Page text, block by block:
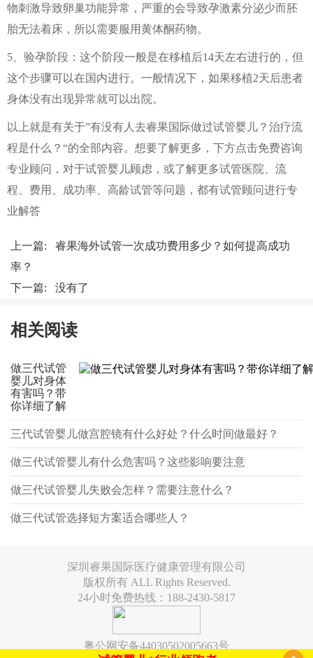
物刺激导致卵巢功能异常，严重的会导致孕激素分泌少而胚
胎无法着床，所以需要服用黄体酮药物。
5、验孕阶段：这个阶段一般是在移植后14天左右进行的，但
这个步骤可以在国内进行。一般情况下，如果移植2天后患者
身体没有出现异常就可以出院。
以上就是有关于”有没有人去睿果国际做过试管婴儿？治疗流
程是什么？“的全部内容。想要了解更多，下方点击免费咨询
专业顾问，对于试管婴儿顾虑，或了解更多试管医院、流
程、费用、成功率、高龄试管等问题，都有试管顾问进行专
业解答
上一篇: 睿果海外试管一次成功费用多少？如何提高成功
率？
下一篇: 没有了
相关阅读
做三代试管
婴儿对身体
有害吗？带
你详细了解
三代试管婴儿做宫腔镜有什么好处？什么时间做最好？
做三代试管婴儿有什么危害吗？这些影响要注意
做三代试管婴儿失败会怎样？需要注意什么？
做三代试管选择短方案适合哪些人？
深圳睿果国际医疗健康管理有限公司
版权所有 ALL Rights Reserved.
24小时免费热线：188-2430-5817
粤公网安备44030502005663号